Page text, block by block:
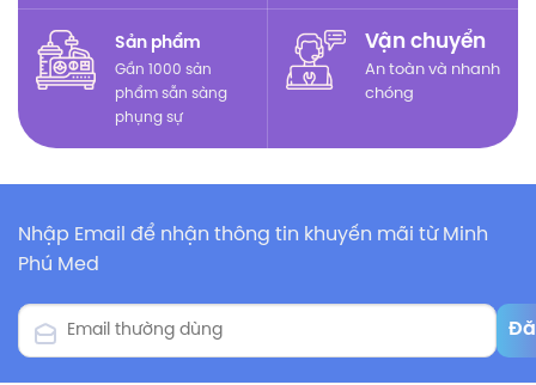
Sản phẩm
Gần 1000 sản
phẩm sẵn sàng
phụng sự
Vận chuyển
An toàn và nhanh
chóng
Nhập Email để nhận thông tin khuyến mãi từ Minh
Phú Med